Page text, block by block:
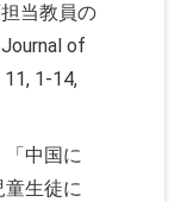
当教員の
of
11, 1-14,
中国に
童生徒に